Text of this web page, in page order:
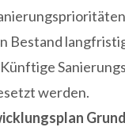
Bestand
werden.